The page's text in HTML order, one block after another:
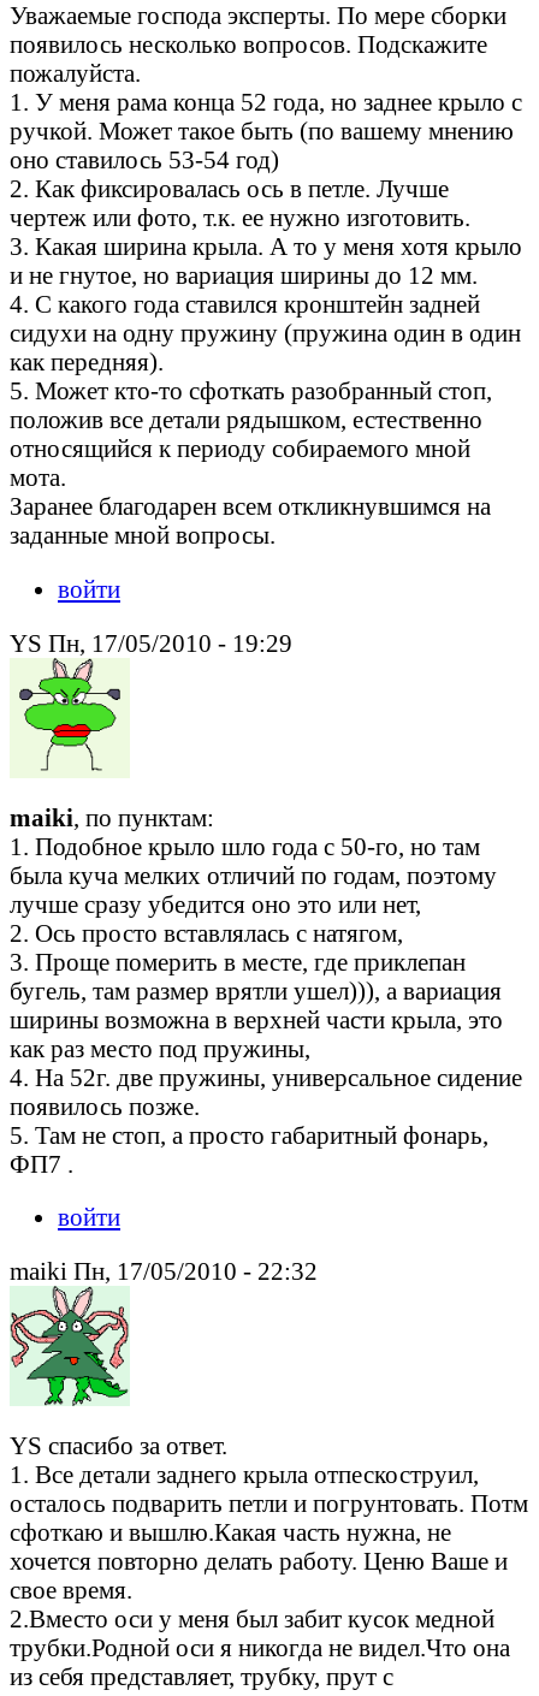
Уважаемые господа эксперты. По мере сборки
появилось несколько вопросов. Подскажите
пожалуйста.
1. У меня рама конца 52 года, но заднее крыло с
ручкой. Может такое быть (по вашему мнению
оно ставилось 53-54 год)
2. Как фиксировалась ось в петле. Лучше
чертеж или фото, т.к. ее нужно изготовить.
3. Какая ширина крыла. А то у меня хотя крыло
и не гнутое, но вариация ширины до 12 мм.
4. С какого года ставился кронштейн задней
сидухи на одну пружину (пружина один в один
как передняя).
5. Может кто-то сфоткать разобранный стоп,
положив все детали рядышком, естественно
относящийся к периоду собираемого мной
мота.
Заранее благодарен всем откликнувшимся на
заданные мной вопросы.
войти
YS Пн, 17/05/2010 - 19:29
maiki, по пунктам:
1. Подобное крыло шло года с 50-го, но там
была куча мелких отличий по годам, поэтому
лучше сразу убедится оно это или нет,
2. Ось просто вставлялась с натягом,
3. Проще померить в месте, где приклепан
бугель, там размер врятли ушел))), а вариация
ширины возможна в верхней части крыла, это
как раз место под пружины,
4. На 52г. две пружины, универсальное сидение
появилось позже.
5. Там не стоп, а просто габаритный фонарь,
ФП7 .
войти
maiki Пн, 17/05/2010 - 22:32
YS спасибо за ответ.
1. Все детали заднего крыла отпескоструил,
осталось подварить петли и погрунтовать. Потм
сфоткаю и вышлю.Какая часть нужна, не
хочется повторно делать работу. Ценю Ваше и
свое время.
2.Вместо оси у меня был забит кусок медной
трубки.Родной оси я никогда не видел.Что она
из себя представляет, трубку, прут с